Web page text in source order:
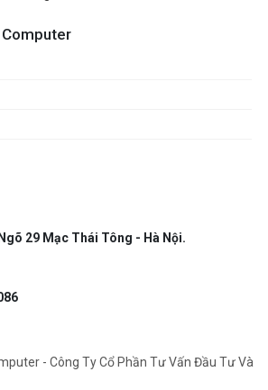
Computer
29 Mạc Thái Tông - Hà Nội.
- Công Ty Cổ Phần Tư Vấn Đầu Tư Và